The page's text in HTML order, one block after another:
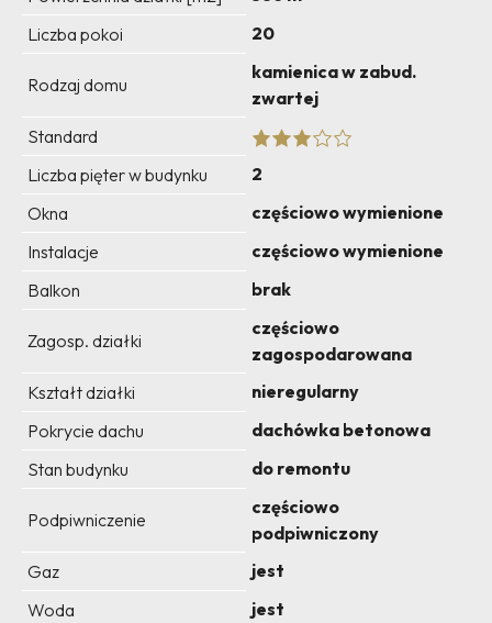
Liczba pokoi
20
Rodzaj domu
kamienica w zabud.
zwartej
Standard
Liczba pięter w budynku
2
Okna
częściowo wymienione
Instalacje
częściowo wymienione
Balkon
brak
Zagosp. działki
częściowo
zagospodarowana
Kształt działki
nieregularny
Pokrycie dachu
dachówka betonowa
Stan budynku
do remontu
Podpiwniczenie
częściowo
podpiwniczony
Gaz
jest
Woda
jest